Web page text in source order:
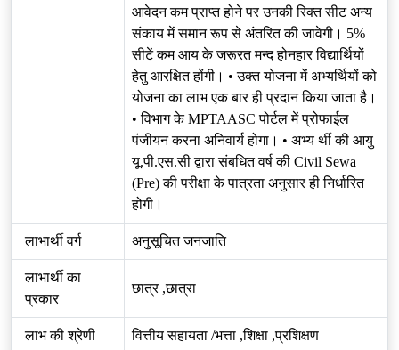
आवेदन कम प्राप्त होने पर उनकी रिक्त सीट अन्य
संकाय में समान रूप से अंतरित की जावेगी। 5%
सीटें कम आय के जरूरत मन्द होनहार विद्यार्थियों
हेतु आरक्षित होंगी। • उक्त योजना में अभ्यर्थियों को
योजना का लाभ एक बार ही प्रदान किया जाता है।
• विभाग के MPTAASC पोर्टल में प्रोफाईल
पंजीयन करना अनिवार्य होगा। • अभ्य र्थी की आयु
यू.पी.एस.सी द्वारा संबधित वर्ष की Civil Sewa
(Pre) की परीक्षा के पात्रता अनुसार ही निर्धारित
होगी।
लाभार्थी वर्ग अनुसूचित जनजाति
लाभार्थी का
प्रकार
छात्र ,छात्रा
लाभ की श्रेणी वित्तीय सहायता /भत्ता ,शिक्षा ,प्रशिक्षण